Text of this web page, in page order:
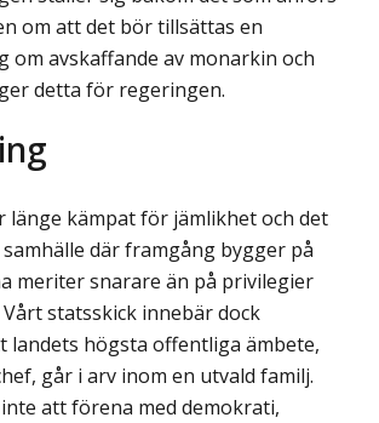
om att det bör tillsättas en
om avskaffande av monarkin och
detta för regeringen.
länge kämpat för jämlikhet och det
där framgång bygger på
meriter snarare än på privilegier
statsskick innebär dock
landets högsta offentliga ämbete,
går i arv inom en utvald familj.
att förena med demokrati,